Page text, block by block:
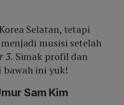
Selatan, tetapi
musisi setelah
3. Simak profil dan
bawah ini yuk!
Sam Kim